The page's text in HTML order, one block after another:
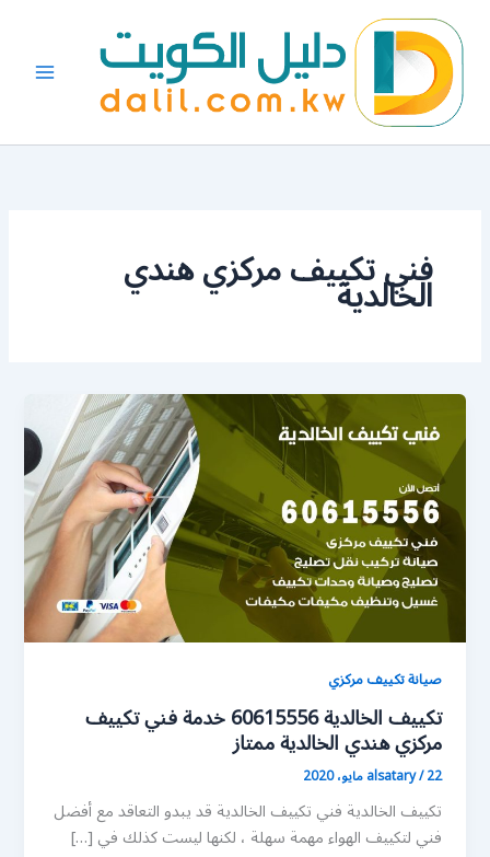
المحتوى
فني تكييف مركزي هندي
الخالدية
صيانة تكييف مركزي
تكييف الخالدية 60615556 خدمة فني تكييف
مركزي هندي الخالدية ممتاز
alsatary/22 مايو، 2020
تكييف الخالدية فني تكييف الخالدية قد يبدو التعاقد مع أفضل
فني لتكييف الهواء مهمة سهلة ، لكنها ليست كذلك في […]